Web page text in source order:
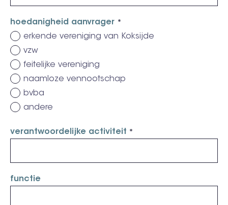
hoedanigheid aanvrager
erkende vereniging van Koksijde
vzw
feitelijke vereniging
naamloze vennootschap
bvba
andere
verantwoordelijke activiteit
functie